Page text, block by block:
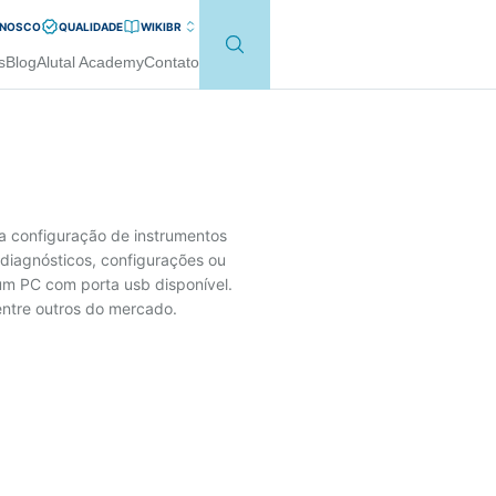
QUALIDADE WIKIBR
BlogAlutal AcademyContato
configuração de instrumentos
configurações ou
PC com porta usb disponível.
outros do mercado.